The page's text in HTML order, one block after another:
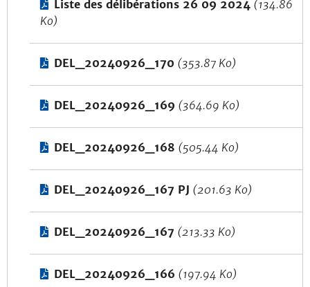
Liste des délibérations 26 09 2024 (134.86
Ko)
DEL_20240926_170 (353.87 Ko)
DEL_20240926_169 (364.69 Ko)
DEL_20240926_168 (505.44 Ko)
DEL_20240926_167 PJ (201.63 Ko)
DEL_20240926_167 (213.33 Ko)
DEL_20240926_166 (197.94 Ko)